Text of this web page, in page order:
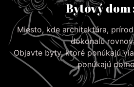
Bytový dom
Miesto, kde architektúra,
dokonalú
Objavte byty, ktoré ponúkajú
ponúkajú